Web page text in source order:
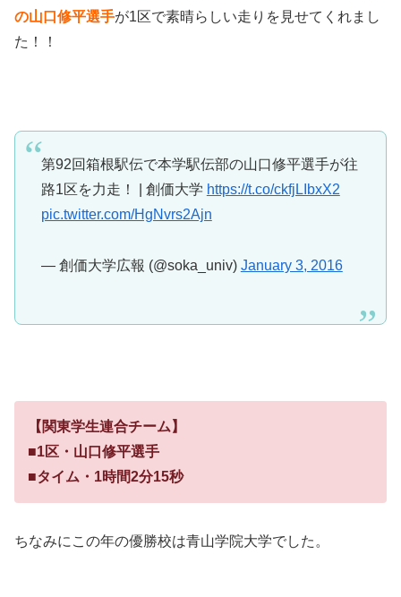
の山口修平選手が1区で素晴らしい走りを見せてくれまし
た！！
第92回箱根駅伝で本学駅伝部の山口修平選手が往
路1区を力走！ | 創価大学 https://t.co/ckfjLIbxX2
pic.twitter.com/HgNvrs2Ajn
— 創価大学広報 (@soka_univ) January 3, 2016
【関東学生連合チーム】
■1区・山口修平選手
■タイム・1時間2分15秒
ちなみにこの年の優勝校は青山学院大学でした。